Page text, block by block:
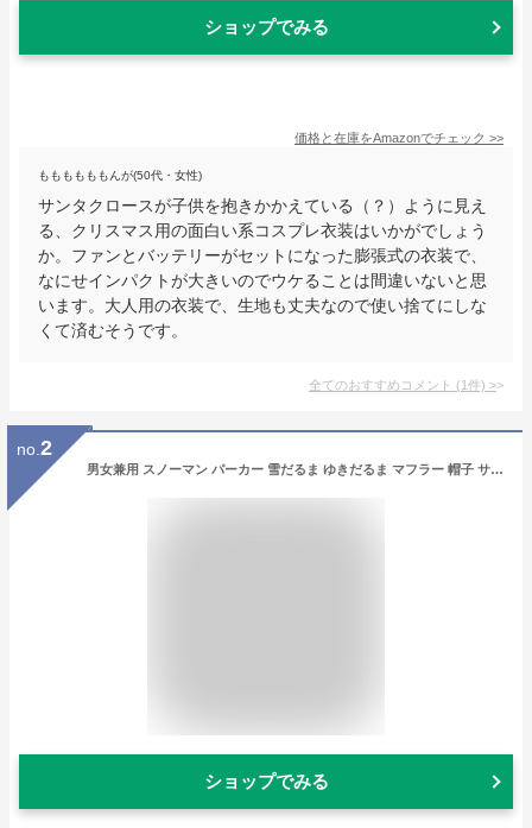
ショップでみる
価格と在庫をAmazonでチェック >>
ももももももんが(50代・女性)
サンタクロースが子供を抱きかかえている（？）ように見え
る、クリスマス用の面白い系コスプレ衣装はいかがでしょう
か。ファンとバッテリーがセットになった膨張式の衣装で、
なにせインパクトが大きいのでウケることは間違いないと思
います。大人用の衣装で、生地も丈夫なので使い捨てにしな
くて済むそうです。
全てのおすすめコメント (1件) >
no. 2
男女兼用 スノーマン パーカー 雪だるま ゆきだるま マフラー 帽子 サンタコス サンタ 羽織 コート 上着 クリスマス コスチューム 男性用 メンズ 大きいサイズ ゆったりサイズ クリスマス コスプレ衣装 コスプレ 仮装 衣装 サンタコスプレ 即納 x-mas s-cs_6g234
ショップでみる